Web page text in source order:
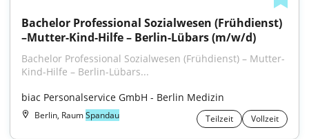
Bachelor Professional Sozialwesen (Frühdienst)
–Mutter-Kind-Hilfe – Berlin-Lübars (m/w/d)
Bachelor Professional Sozialwesen (Frühdienst) – Mutter-
Kind-Hilfe – Berlin-Lübars...
biac Personalservice GmbH - Berlin Medizin
Berlin, RaumSpandau Teilzeit Vollzeit